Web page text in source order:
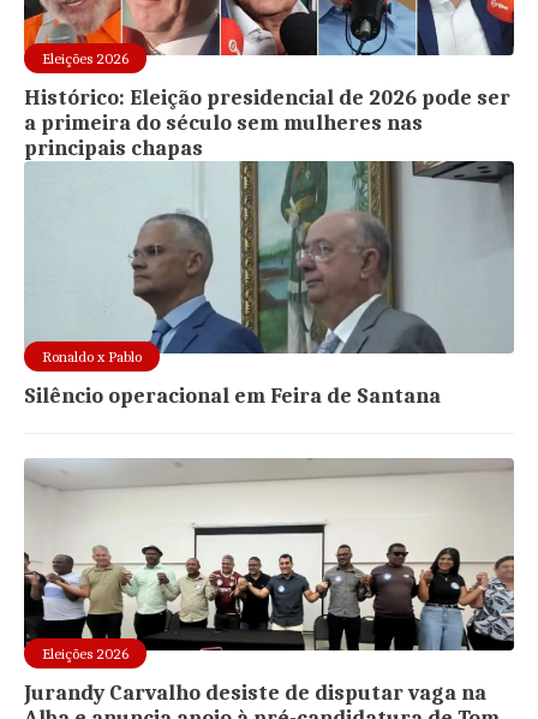
Eleições 2026
Histórico: Eleição presidencial de 2026 pode ser
a primeira do século sem mulheres nas
principais chapas
Ronaldo x Pablo
Silêncio operacional em Feira de Santana
Eleições 2026
Jurandy Carvalho desiste de disputar vaga na